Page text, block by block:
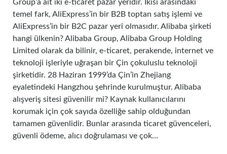
Group’a ait iki e-ticaret pazar yeridir. İkisi arasındaki
temel fark, AliExpress’in bir B2B toptan satış işlemi ve
AliExpress’in bir B2C pazar yeri olmasıdır. Alibaba şirketi
hangi ülkenin? Alibaba Group, Alibaba Group Holding
Limited olarak da bilinir, e-ticaret, perakende, internet ve
teknoloji işleriyle uğraşan bir Çin çokuluslu teknoloji
şirketidir. 28 Haziran 1999’da Çin’in Zhejiang
eyaletindeki Hangzhou şehrinde kurulmuştur. Alibaba
alışveriş sitesi güvenilir mi? Kaynak kullanıcılarını
korumak için çok sayıda özelliğe sahip olduğundan
tamamen güvenlidir. Bunlar arasında ticaret güvenceleri,
güvenli ödeme, alıcı doğrulaması ve çok…